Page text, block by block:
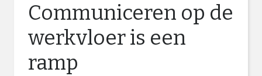
Communiceren op de
werkvloer is een
ramp